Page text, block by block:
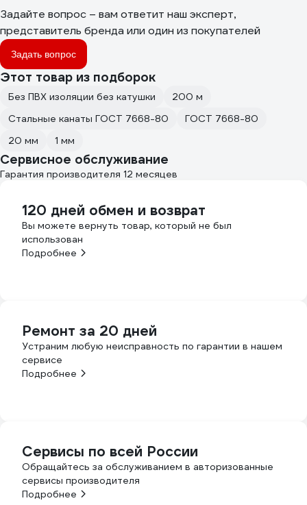
Задайте вопрос – вам ответит наш эксперт,
представитель бренда или один из покупателей
Задать вопрос
Этот товар из подборок
Без ПВХ изоляции без катушки
200 м
Стальные канаты ГОСТ 7668-80
ГОСТ 7668-80
20 мм
1 мм
Сервисное обслуживание
Гарантия производителя 12 месяцев
120 дней обмен и возврат
Вы можете вернуть товар, который не был
использован
Подробнее
Ремонт за 20 дней
Устраним любую неисправность по гарантии в нашем
сервисе
Подробнее
Сервисы по всей России
Обращайтесь за обслуживанием в авторизованные
сервисы производителя
Подробнее